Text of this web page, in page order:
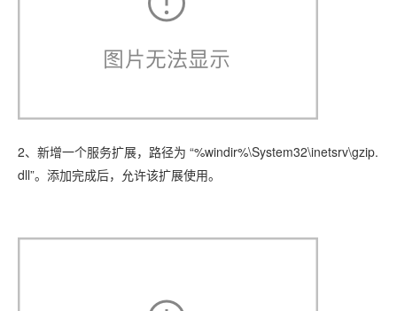
2、新增一个服务扩展，路径为 “%windir%\System32\inetsrv\gzip.
dll”。添加完成后，允许该扩展使用。